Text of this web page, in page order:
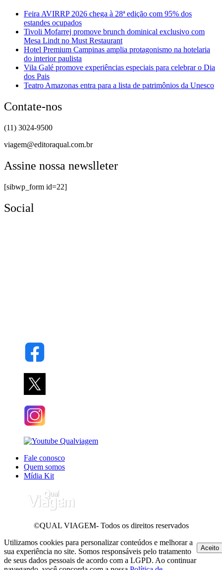
Feira AVIRRP 2026 chega à 28ª edição com 95% dos
estandes ocupados
Tivoli Mofarrej promove brunch dominical exclusivo com
Mesa Lindt no Must Restaurant
Hotel Premium Campinas amplia protagonismo na hotelaria
do interior paulista
Vila Galé promove experiências especiais para celebrar o Dia
dos Pais
Teatro Amazonas entra para a lista de patrimônios da Unesco
Contate-nos
(11) 3024-9500
viagem@editoraqual.com.br
Assine nossa newslleter
[sibwp_form id=22]
Social
Fale conosco
Quem somos
Mídia Kit
©QUAL VIAGEM- Todos os direitos reservados
Utilizamos cookies para personalizar conteúdos e melhorar a
sua experiência no site. Somos responsáveis pelo tratamento
de seus dados pessoais de acordo com a LGPD. Ao continuar
Aceito